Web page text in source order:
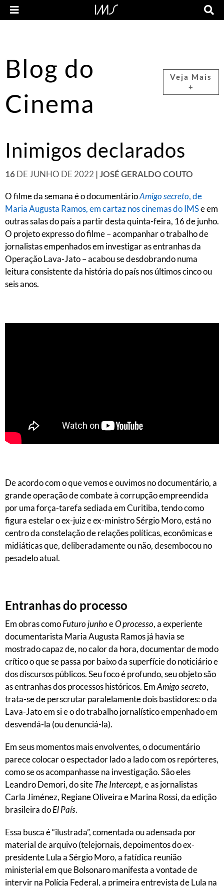
Blog do
Cinema
Veja Mais
+
Inimigos declarados
16DE JUNHO DE 2022 | JOSÉ GERALDO COUTO
O filme da semana é o documentárioAmigo secreto, de
Maria Augusta Ramos, em cartaz nos cinemas do IMSe em
outras salas do país a partir desta quinta-feira, 16 de junho.
O projeto expresso do filme – acompanhar o trabalho de
jornalistas empenhados em investigar as entranhas da
Operação Lava-Jato – acabou se desdobrando numa
leitura consistente da história do país nos últimos cinco ou
seis anos.
De acordo com o que vemos e ouvimos no documentário, a
grande operação de combate à corrupção empreendida
por uma força-tarefa sediada em Curitiba, tendo como
figura estelar o ex-juiz e ex-ministro Sérgio Moro, está no
centro da constelação de relações políticas, econômicas e
midiáticas que, deliberadamente ou não, desembocou no
pesadelo atual.
Entranhas do processo
Em obras comoFuturo junhoeO processo, a experiente
documentarista Maria Augusta Ramos já havia se
mostrado capaz de, no calor da hora, documentar de modo
crítico o que se passa por baixo da superfície do noticiário e
dos discursos públicos. Seu foco é profundo, seu objeto são
as entranhas dos processos históricos. EmAmigo secreto,
trata-se de perscrutar paralelamente dois bastidores: o da
Lava-Jato em si e o do trabalho jornalístico empenhado em
desvendá-la (ou denunciá-la).
Em seus momentos mais envolventes, o documentário
parece colocar o espectador lado a lado com os repórteres,
como se os acompanhasse na investigação. São eles
Leandro Demori, do siteThe Intercept, e as jornalistas
Carla Jiménez, Regiane Oliveira e Marina Rossi, da edição
brasileira doEl País.
Essa busca é “ilustrada”, comentada ou adensada por
material de arquivo (telejornais, depoimentos do ex-
presidente Lula a Sérgio Moro, a fatídica reunião
ministerial em que Bolsonaro manifesta a vontade de
intervir na Polícia Federal, a primeira entrevista de Lula na